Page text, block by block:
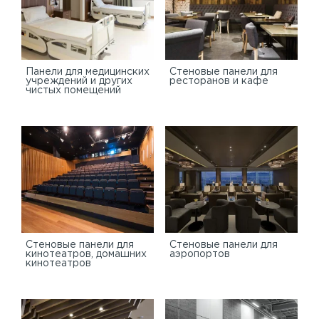
Панели для медицинских
учреждений и других
чистых помещений
Стеновые панели для
ресторанов и кафе
Стеновые панели для
кинотеатров, домашних
кинотеатров
Стеновые панели для
аэропортов